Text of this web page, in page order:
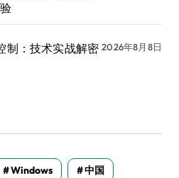
制：技术实战解密 2026年8月8日
Windows 中国